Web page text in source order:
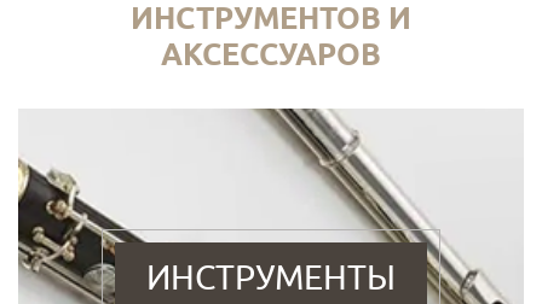
ИНСТРУМЕНТОВ И
АКСЕССУАРОВ
ИНСТРУМЕНТЫ